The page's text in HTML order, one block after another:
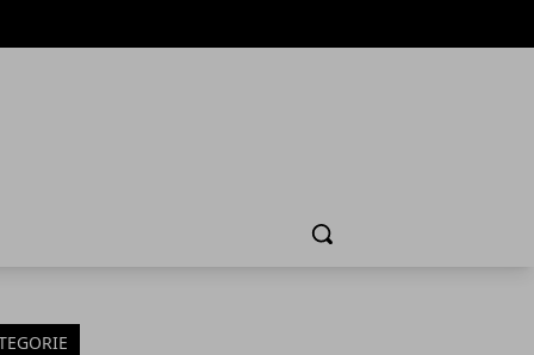
Cerca